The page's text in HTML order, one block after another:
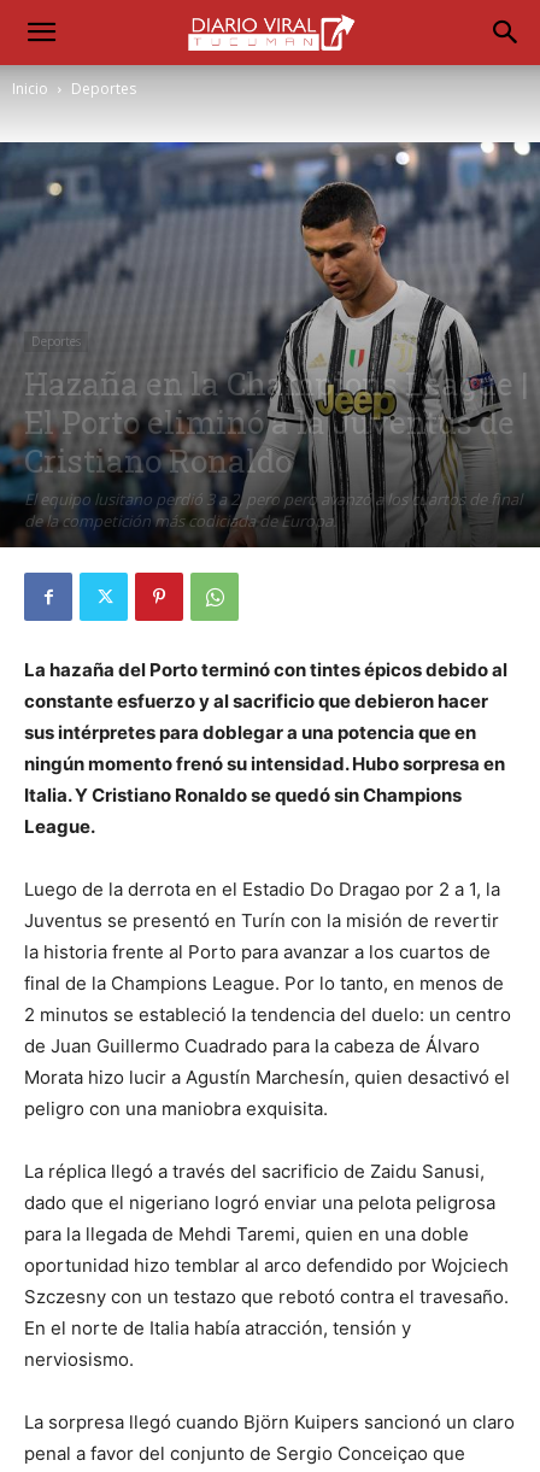
Inicio Deportes
Deportes
Hazaña en la Champions League |
El Porto eliminó a la Juventus de
Cristiano Ronaldo
El equipo lusitano perdió 3 a 2, pero pero avanzó a los cuartos de final
de la competición más codiciada de Europa.
Por Diego Martín Suárez - 9 marzo, 2021
La hazaña del Porto terminó con tintes épicos debido al
constante esfuerzo y al sacrificio que debieron hacer
sus intérpretes para doblegar a una potencia que en
ningún momento frenó su intensidad. Hubo sorpresa en
Italia. Y Cristiano Ronaldo se quedó sin Champions
League.
Luego de la derrota en el Estadio Do Dragao por 2 a 1, la
Juventus se presentó en Turín con la misión de revertir
la historia frente al Porto para avanzar a los cuartos de
final de la Champions League. Por lo tanto, en menos de
2 minutos se estableció la tendencia del duelo: un centro
de Juan Guillermo Cuadrado para la cabeza de Álvaro
Morata hizo lucir a Agustín Marchesín, quien desactivó el
peligro con una maniobra exquisita.
La réplica llegó a través del sacrificio de Zaidu Sanusi,
dado que el nigeriano logró enviar una pelota peligrosa
para la llegada de Mehdi Taremi, quien en una doble
oportunidad hizo temblar al arco defendido por Wojciech
Szczesny con un testazo que rebotó contra el travesaño.
En el norte de Italia había atracción, tensión y
nerviosismo.
La sorpresa llegó cuando Björn Kuipers sancionó un claro
penal a favor del conjunto de Sergio Conceiçao que